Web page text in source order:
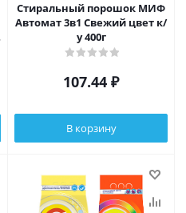
Стиральный порошок МИФ
Автомат 3в1 Свежий цвет к/
у 400г
107.44 ₽
В корзину